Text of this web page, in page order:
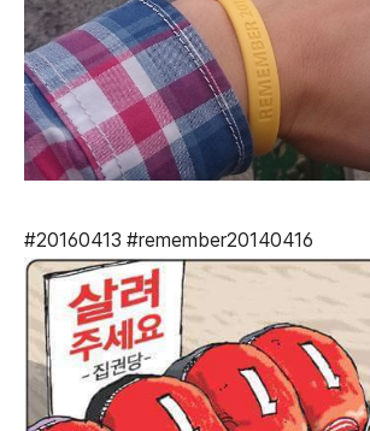
#20160413 #remember20140416